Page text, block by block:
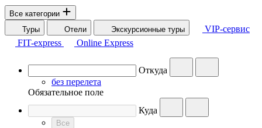
Все категории
Туры
Отели Экскурсионные туры
VIP-сервис
FIT-express
Online Express
Откуда
без перелета
Обязательное поле
Куда
Все